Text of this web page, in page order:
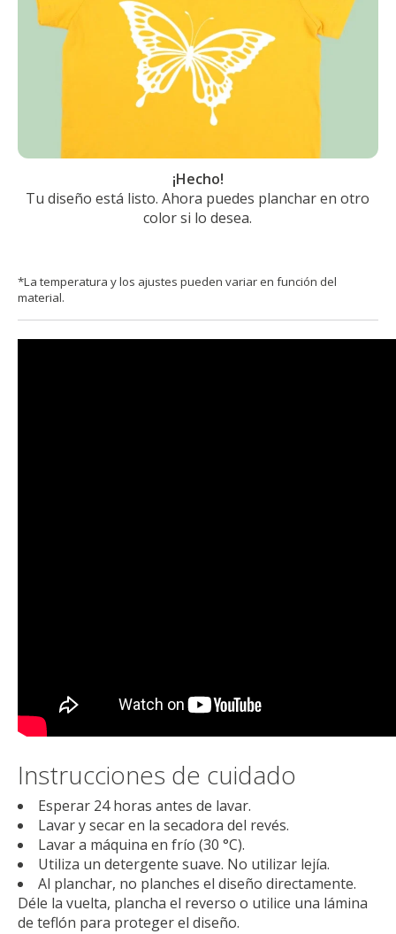
¡Hecho!
Tu diseño está listo. Ahora puedes planchar en otro
color si lo desea.
*La temperatura y los ajustes pueden variar en función del
material.
Instrucciones de cuidado
Esperar 24 horas antes de lavar.
Lavar y secar en la secadora del revés.
Lavar a máquina en frío (30 °C).
Utiliza un detergente suave. No utilizar lejía.
Al planchar, no planches el diseño directamente.
Déle la vuelta, plancha el reverso o utilice una lámina
de teflón para proteger el diseño.